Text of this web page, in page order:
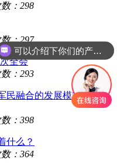
：298
：297
全会
：293
民融合的发展模式及对我
：398
什么？
：364
可以介绍下你们的产品么